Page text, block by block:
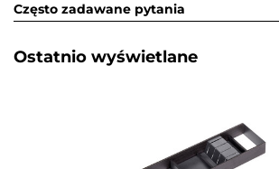
Często zadawane pytania
Ostatnio wyświetlane​